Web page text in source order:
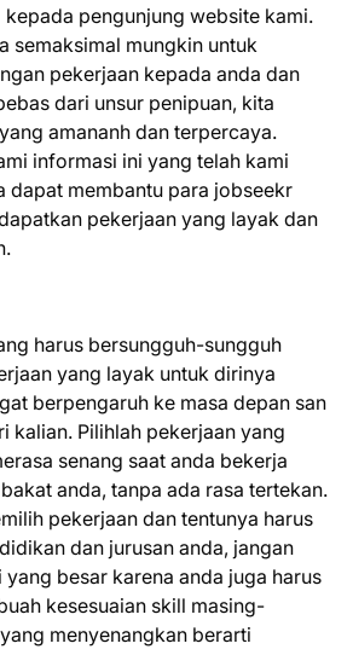
pengunjung website kami.
semaksimal mungkin untuk
pekerjaan kepada anda dan
dari unsur penipuan, kita
amananh dan terpercaya.
informasi ini yang telah kami
dapat membantu para jobseekr
pekerjaan yang layak dan
harus bersungguh-sungguh
yang layak untuk dirinya
berpengaruh ke masa depan san
kalian. Pilihlah pekerjaan yang
senang saat anda bekerja
anda, tanpa ada rasa tertekan.
pekerjaan dan tentunya harus
dan jurusan anda, jangan
besar karena anda juga harus
kesesuaian skill masing-
menyenangkan berarti